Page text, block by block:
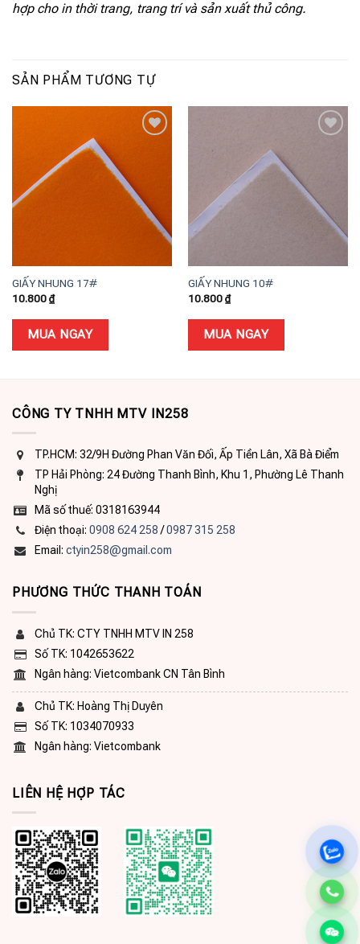
hợp cho in thời trang, trang trí và sản xuất thủ công.
SẢN PHẨM TƯƠNG TỰ
wishlist
GIẤY NHUNG 17#
10.800₫
MUA NGAY
GIẤY NHUNG 10#
10.800₫
MUA NGAY
CÔNG TY TNHH MTV IN258
TP.HCM: 32/9H Đường Phan Văn Đối, Ấp Tiền Lân, Xã Bà Điểm
TP Hải Phòng: 24 Đường Thanh Bình, Khu 1, Phường Lê Thanh
Nghị
Mã số thuế: 0318163944
Điện thoại: 0908 624 258/0987 315 258
Email: ctyin258@gmail.com
PHƯƠNG THỨC THANH TOÁN
Chủ TK: CTY TNHH MTV IN 258
Số TK: 1042653622
Ngân hàng: Vietcombank CN Tân Bình
Chủ TK: Hoàng Thị Duyên
Số TK: 1034070933
Ngân hàng: Vietcombank
LIÊN HỆ HỢP TÁC